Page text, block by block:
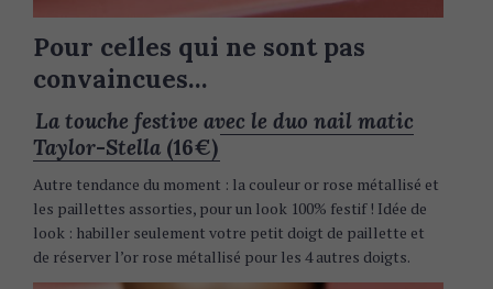
Pour celles qui ne sont pas
convaincues…
La touche festive avec le duo nail matic
Taylor-Stella (16€)
Autre tendance du moment : la couleur or rose métallisé et
les paillettes assorties, pour un look 100% festif ! Idée de
look : habiller seulement votre petit doigt de paillette et
de réserver l’or rose métallisé pour les 4 autres doigts.